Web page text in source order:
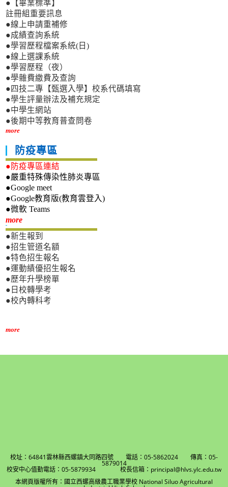
●【畢業標準】
註冊組重要訊息
●線上申請重補修
●成績查詢系統
●學習歷程檔案系統(日)
●線上選課系統
●學習歷程（夜）
●學雜費繳費及查詢
●四技二專【甄選入學】校系代碼填寫
●學生評量辦法及補充規定
●中學生網站
●後期中等教育普查問卷
more
防疫專區
●防疫專區連結
●嚴重特殊傳染性肺炎專區
●Google meet
●Google教育版(教育雲登入)
●微軟 Teams
more新生專區
●新生報到
●招生管道名額
●特色招生報名
●運動績優招生報名
●歷年升學榜單
●日校轉學考
●校內轉科考
more
校址：64841雲林縣西螺鎮大同路四號 電話：05-5862024 傳真：05-
5879014
校安中心值勤電話：05-5879934 校長信箱：principal@hlvs.ylc.edu.tw
本網頁版權所有：國立西螺高級農工職業學校 National Siluo Agricultural